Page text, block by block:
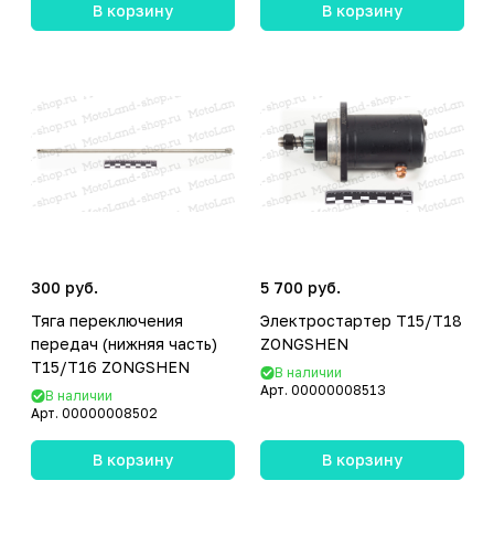
В корзину В корзину
300 руб.
Тяга переключения
передач (нижняя часть)
T15/T16 ZONGSHEN
В наличии
Арт. 00000008502
В корзину
5 700 руб.
Электростартер T15/T18
ZONGSHEN
В наличии
Арт. 00000008513
В корзину